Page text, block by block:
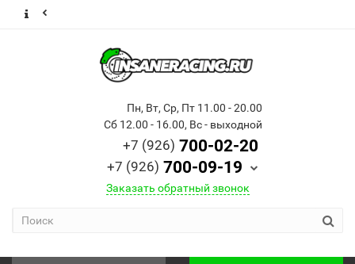
Пн, Вт, Ср, Пт 11.00 - 20.00
Сб 12.00 - 16.00, Вс - выходной
+7 (926) 700-02-20
+7 (926) 700-09-19
Заказать обратный звонок